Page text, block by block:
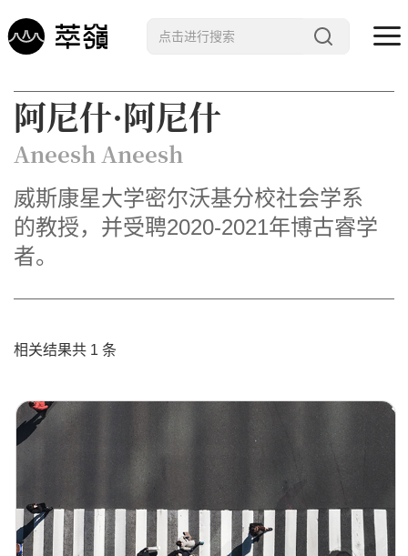
哲学 · 文明
行星智慧
数字治理
阿尼什·阿尼什
Aneesh Aneesh
威斯康星大学密尔沃基分校社会学系
的教授，并受聘2020-2021年博古睿学
者。
相关结果共 1 条